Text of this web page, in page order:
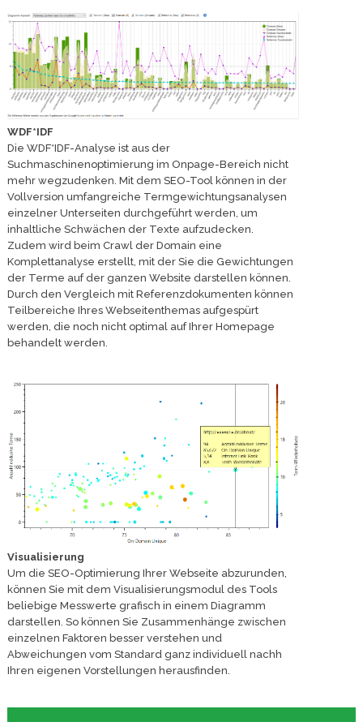
WDF*IDF
Die WDF*IDF-Analyse ist aus der
Suchmaschinenoptimierung im Onpage-Bereich nicht
mehr wegzudenken. Mit dem SEO-Tool können in der
Vollversion umfangreiche Termgewichtungsanalysen
einzelner Unterseiten durchgeführt werden, um
inhaltliche Schwächen der Texte aufzudecken.
Zudem wird beim Crawl der Domain eine
Komplettanalyse erstellt, mit der Sie die Gewichtungen
der Terme auf der ganzen Website darstellen können.
Durch den Vergleich mit Referenzdokumenten können
Teilbereiche Ihres Webseitenthemas aufgespürt
werden, die noch nicht optimal auf Ihrer Homepage
behandelt werden.
Visualisierung
Um die SEO-Optimierung Ihrer Webseite abzurunden,
können Sie mit dem Visualisierungsmodul des Tools
beliebige Messwerte grafisch in einem Diagramm
darstellen. So können Sie Zusammenhänge zwischen
einzelnen Faktoren besser verstehen und
Abweichungen vom Standard ganz individuell nachh
Ihren eigenen Vorstellungen herausfinden.